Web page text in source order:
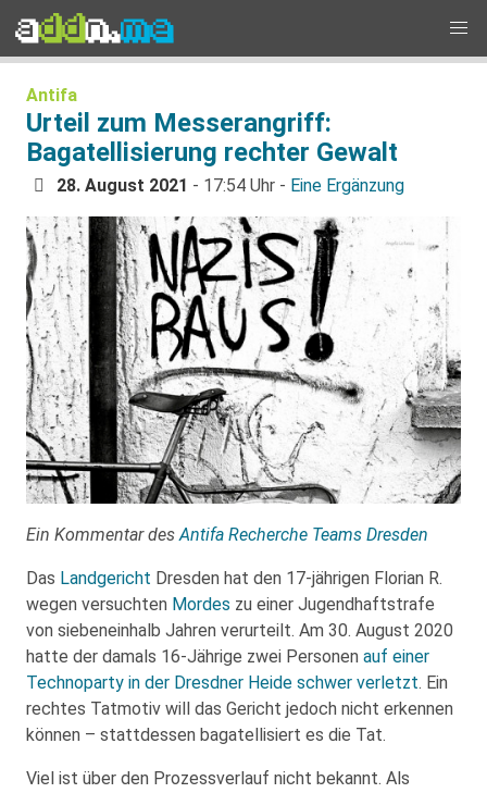
Antifa
Urteil zum Messerangriff:
Bagatellisierung rechter Gewalt
28. August 2021 - 17:54 Uhr - Eine Ergänzung
Ein Kommentar desAntifa Recherche Teams Dresden
Das Landgericht Dresden hat den 17-jährigen Florian R.
wegen versuchten Mordes zu einer Jugendhaftstrafe
von siebeneinhalb Jahren verurteilt. Am 30. August 2020
hatte der damals 16-Jährige zwei Personen auf einer
Technoparty in der Dresdner Heide schwer verletzt. Ein
rechtes Tatmotiv will das Gericht jedoch nicht erkennen
können – stattdessen bagatellisiert es die Tat.
Viel ist über den Prozessverlauf nicht bekannt. Als